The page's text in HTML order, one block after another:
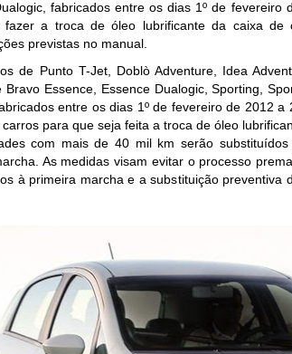
fabricados entre os dias 1º de
fazer a troca de óleo lubrificante da caixa de
previstas no manual.
de Punto T-Jet, Doblò Adventure, Idea
Bravo Essence, Essence Dualogic, Sporting,
entre os dias 1º de fevereiro de 2012
para que seja feita a troca de óleo
com mais de 40 mil km serão
As medidas visam evitar o processo
à primeira marcha e a substituição preventiva